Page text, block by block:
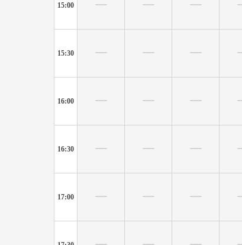
15:00
15:30
16:00
16:30
17:00